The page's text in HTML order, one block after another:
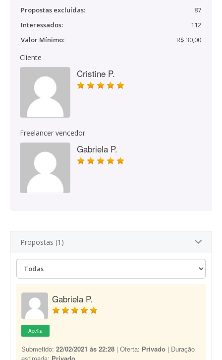
Propostas excluídas:
87
Interessados:
112
Valor Mínimo:
R$ 30,00
Cliente
Cristine P.
Freelancer vencedor
Gabriela P.
Propostas (1)
Gabriela P.
Aceita
Submetido: 22/02/2021 às 22:28 | Oferta: Privado | Duração